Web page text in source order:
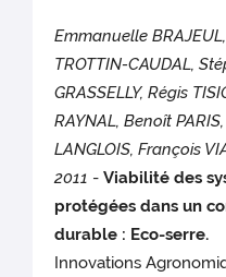
Emmanuelle
TROTTIN-CAUDAL,
GRASSELLY, Régis
RAYNAL, Benoît
LANGLOIS, François
2011 -Viabilité des
protégées dans un
durable : Eco-serre.
Innovations